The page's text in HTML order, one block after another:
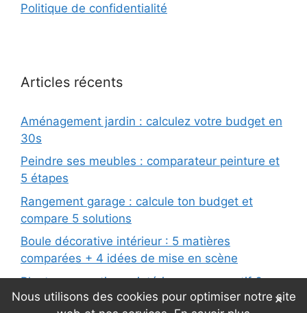
Politique de confidentialité
Articles récents
Aménagement jardin : calculez votre budget en
30s
Peindre ses meubles : comparateur peinture et
5 étapes
Rangement garage : calcule ton budget et
compare 5 solutions
Boule décorative intérieur : 5 matières
comparées + 4 idées de mise en scène
Plantes aromatiques intérieur : comparatif 6
variétés
×
Nous utilisons des cookies pour optimiser notre site